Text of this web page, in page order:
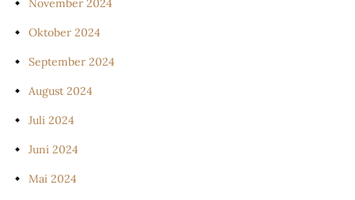
November 2024
Oktober 2024
September 2024
August 2024
Juli 2024
Juni 2024
Mai 2024